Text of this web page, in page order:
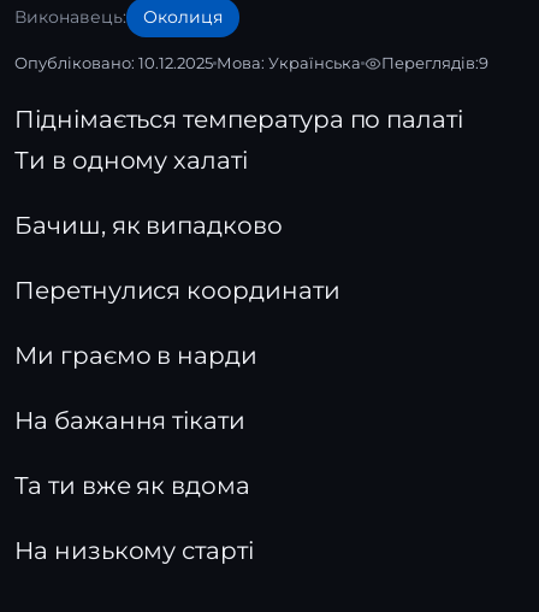
Виконавець: Околиця
Опубліковано: 10.12.2025 Мова: Українська Переглядів:9
Піднімається температура по палаті
Ти в одному халаті
Бачиш, як випадково
Перетнулися координати
Ми граємо в нарди
На бажання тікати
Та ти вже як вдома
На низькому старті